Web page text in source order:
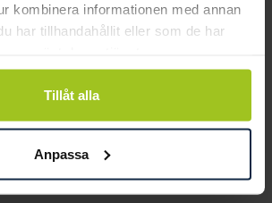
kombinera informationen med annan
har tillhandahållit eller som de har
Tillåt alla
Anpassa